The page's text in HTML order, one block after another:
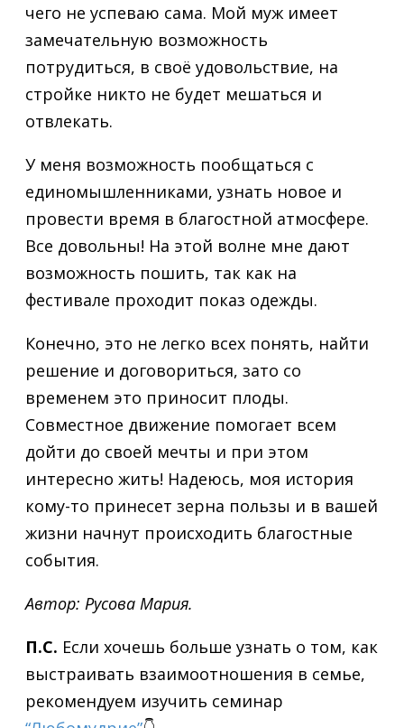
чего не успеваю сама. Мой муж имеет
замечательную возможность
потрудиться, в своё удовольствие, на
стройке никто не будет мешаться и
отвлекать.
У меня возможность пообщаться с
единомышленниками, узнать новое и
провести время в благостной атмосфере.
Все довольны! На этой волне мне дают
возможность пошить, так как на
фестивале проходит показ одежды.
Конечно, это не легко всех понять, найти
решение и договориться, зато со
временем это приносит плоды.
Совместное движение помогает всем
дойти до своей мечты и при этом
интересно жить! Надеюсь, моя история
кому-то принесет зерна пользы и в вашей
жизни начнут происходить благостные
события.
Автор: Русова Мария.
П.С. Если хочешь больше узнать о том, как
выстраивать взаимоотношения в семье,
рекомендуем изучить семинар